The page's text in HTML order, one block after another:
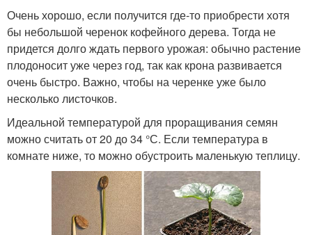
Очень хорошо, если получится где-то приобрести хотя
бы небольшой черенок кофейного дерева. Тогда не
придется долго ждать первого урожая: обычно растение
плодоносит уже через год, так как крона развивается
очень быстро. Важно, чтобы на черенке уже было
несколько листочков.
Идеальной температурой для проращивания семян
можно считать от 20 до 34 °С. Если температура в
комнате ниже, то можно обустроить маленькую теплицу.